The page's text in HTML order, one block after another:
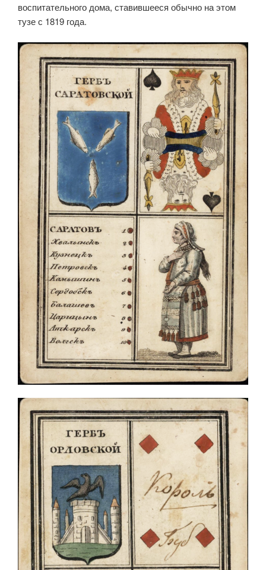
воспитательного дома, ставившееся обычно на этом
тузе с 1819 года.